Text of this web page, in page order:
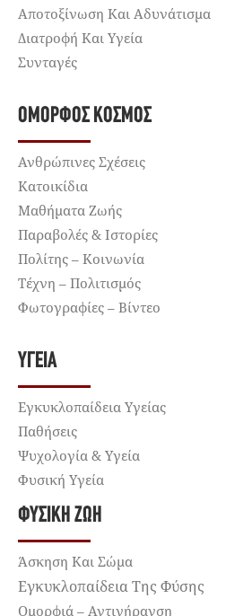
Αποτοξίνωση Και Αδυνάτισμα
Διατροφή Και Υγεία
Συνταγές
ΌΜΟΡΦΟΣ ΚΌΣΜΟΣ
Ανθρώπινες Σχέσεις
Κατοικίδια
Μαθήματα Ζωής
Παραβολές & Ιστορίες
Πολίτης – Κοινωνία
Τέχνη – Πολιτισμός
Φωτογραφίες – Βίντεο
ΥΓΕΊΑ
Εγκυκλοπαίδεια Υγείας
Παθήσεις
Ψυχολογία & Υγεία
Φυσική Υγεία
ΦΥΣΙΚΉ ΖΩΉ
Άσκηση Και Σώμα
Εγκυκλοπαίδεια Της Φύσης
Ομορφιά – Αντιγήρανση